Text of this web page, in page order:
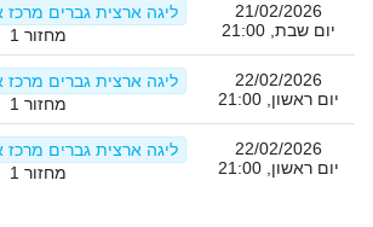
ליגה ארצית גברים
מחזור 1
21/02/2026
יום שבת, 21:00
ליגה ארצית גברים
מחזור 1
22/02/2026
יום ראשון, 21:00
ליגה ארצית גברים
מחזור 1
22/02/2026
יום ראשון, 21:00